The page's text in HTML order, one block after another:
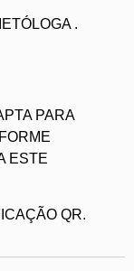
.
PARA
ESTE
QR.